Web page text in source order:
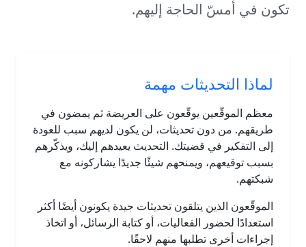
تكون في أمسّ الحاجة إليهم.
لماذا التحديثات مهمة
معظم الموقّعين يوقّعون على العريضة ثم يمضون في
طريقهم. من دون تحديثات، لن يكون لديهم سبب للعودة
إلى التفكير في قضيتك. التحديث يعيدهم إليك، ويذكّرهم
بسبب توقيعهم، ويمنحهم شيئًا جديدًا يشاركونه مع
شبكتهم.
الموقّعون الذين يتلقون تحديثات جيدة يكونون أيضًا أكثر
استعدادًا لحضور الفعاليات، أو كتابة الرسائل، أو اتخاذ
إجراءات أخرى تطلبها منهم لاحقًا.